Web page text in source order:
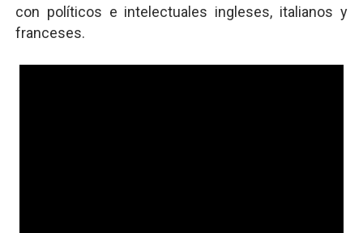
con políticos e intelectuales ingleses, italianos y
franceses.